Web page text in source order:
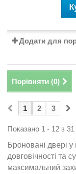
Додати для
Порівняти (0)
1 2 3
Показано 1 - 12 з 31
Броновані двері у
довговічності та
максимальний